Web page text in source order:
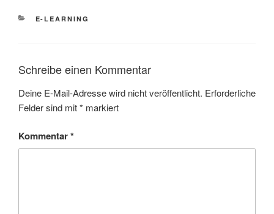
KATEGORIEN
E-LEARNING
Schreibe einen Kommentar
Deine E-Mail-Adresse wird nicht veröffentlicht. Erforderliche
Felder sind mit* markiert
Kommentar*